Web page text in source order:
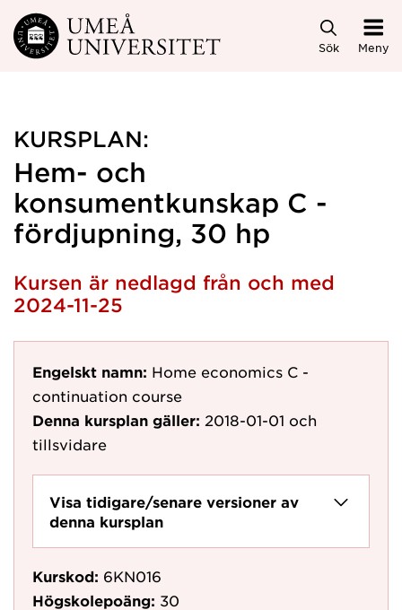
Hoppa direkt till innehållet
Sök Meny
KURSPLAN:
Hem- och
konsumentkunskap C -
fördjupning, 30 hp
Kursen är nedlagd från och med
2024-11-25
Engelskt namn: Home economics C -
continuation course
Denna kursplan gäller: 2018-01-01 och
tillsvidare
Visa tidigare/senare versioner av
denna kursplan
Kurskod: 6KN016
Högskolepoäng: 30